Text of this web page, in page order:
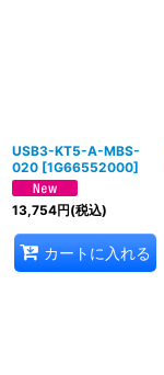
USB3-KT5-A-MBS-
020 [1G66552000]
13,754円(税込)
カートに入れる